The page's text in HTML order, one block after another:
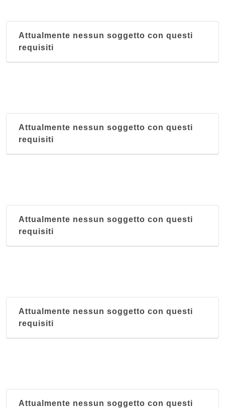
Cacciatore
via Giulia 42, Spello
Attualmente nessun soggetto con questi
requisiti
Attualmente nessun soggetto con questi
requisiti
Attualmente nessun soggetto con questi
requisiti
Attualmente nessun soggetto con questi
requisiti
Attualmente nessun soggetto con questi